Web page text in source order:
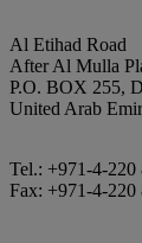
Al Etihad Road
After Al Mulla
P.O. BOX 255,
United Arab
Tel.: +971-4-220
Fax: +971-4-220